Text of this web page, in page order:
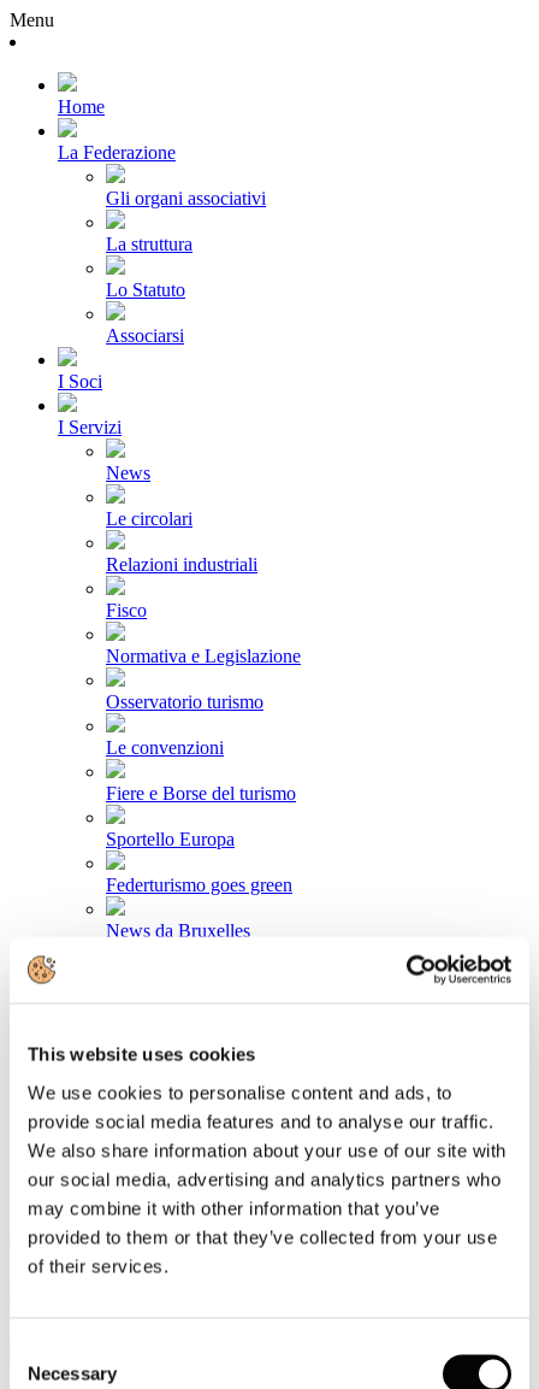
This website uses cookies
We use cookies to personalise content and ads, to
provide social media features and to analyse our traffic.
We also share information about your use of our site with
our social media, advertising and analytics partners who
may combine it with other information that you’ve
provided to them or that they’ve collected from your use
of their services.
Selection
Necessary
Menu
Home
La Federazione
Gli organi associativi
La struttura
Lo Statuto
Associarsi
I Soci
I Servizi
News
Le circolari
Relazioni industriali
Fisco
Normativa e Legislazione
Osservatorio turismo
Le convenzioni
Fiere e Borse del turismo
Sportello Europa
Federturismo goes green
News da Bruxelles
Newsletter
Video
Articoli e Interviste
Contatti
Tel. +39 320 57 80 986
Email segreteria@federturismo.it